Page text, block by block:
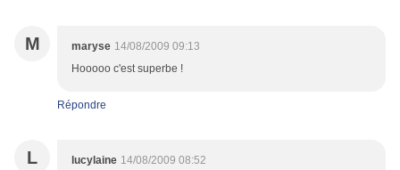
M maryse 14/08/2009 09:13
Hooooo c'est superbe !
Répondre
L lucylaine 14/08/2009 08:52